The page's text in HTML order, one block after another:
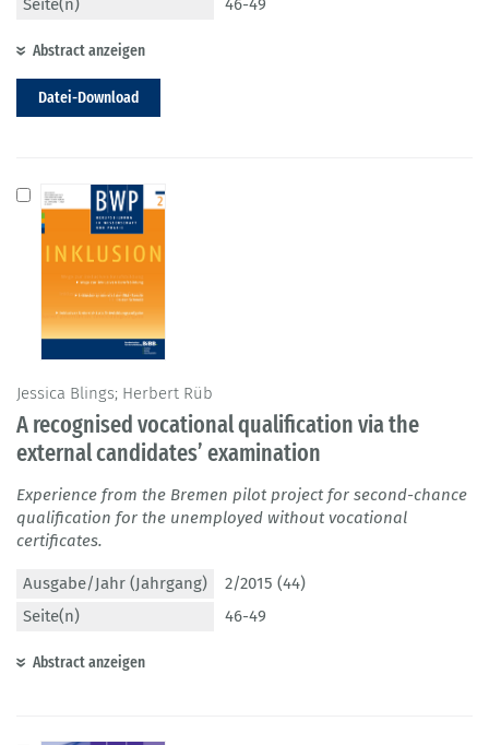
Seite(n) 46-49
Abstract anzeigen
Datei-Download
Jessica Blings; Herbert Rüb
A recognised vocational qualification via the
external candidates’ examination
Experience from the Bremen pilot project for second-chance
qualification for the unemployed without vocational
certificates.
Ausgabe/Jahr (Jahrgang)
2/2015 (44)
Seite(n)
46-49
Abstract anzeigen